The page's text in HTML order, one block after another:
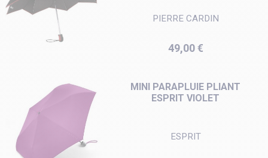
PIERRE CARDIN
Prix
49,00 €
MINI PARAPLUIE PLIANT
ESPRIT VIOLET
ESPRIT